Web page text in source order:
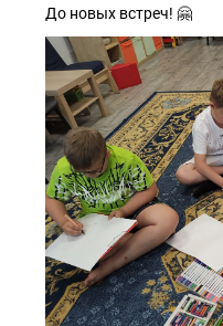
До новых встреч! 🤗